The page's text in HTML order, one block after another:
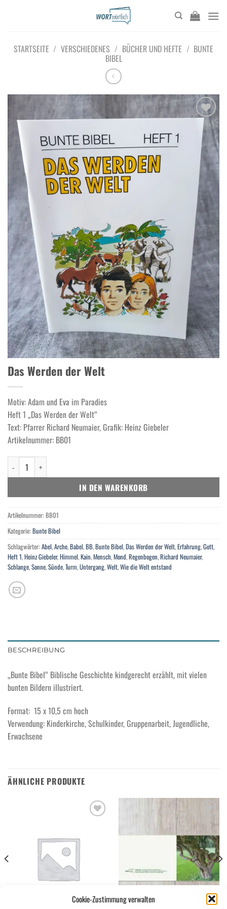
Cookie-Zustimmung verwalten
STARTSEITE / VERSCHIEDENES / BÜCHER UND HEFTE / BUNTE
BIBEL
Add to
wishlist
Das Werden der Welt
Motiv: Adam und Eva im Paradies
Heft 1 „Das Werden der Welt“
Text: Pfarrer Richard Neumaier, Grafik: Heinz Giebeler
Artikelnummer: BB01
Das Werden der Welt Menge
IN DEN WARENKORB
Artikelnummer: BB01
Kategorie: Bunte Bibel
Schlagwörter: Abel,Arche,Babel,BB,Bunte Bibel,Das Werden der Welt,Erfahrung,Gott,
Heft 1,Heinz Giebeler,Himmel,Kain,Mensch,Mond,Regenbogen,Richard Neumaier,
Schlange,Sonne,Sünde,Turm,Untergang,Welt,Wie die Welt entstand
BESCHREIBUNG
„Bunte Bibel“ Biblische Geschichte kindgerecht erzählt, mit vielen
bunten Bildern illustriert.
Format: 15 x 10,5 cm hoch
Verwendung: Kinderkirche, Schulkinder, Gruppenarbeit, Jugendliche,
Erwachsene
ÄHNLICHE PRODUKTE
Add to
wishlist